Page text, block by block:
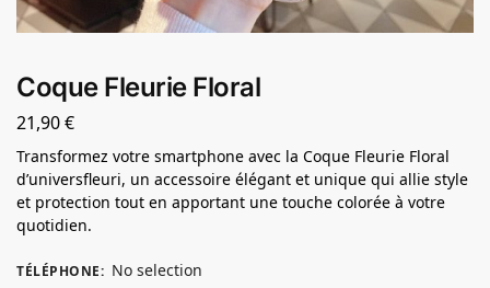
Coque Fleurie Floral
21,90€
Transformez votre smartphone avec la Coque Fleurie Floral
d’universfleuri, un accessoire élégant et unique qui allie style
et protection tout en apportant une touche colorée à votre
quotidien.
TÉLÉPHONE: No selection